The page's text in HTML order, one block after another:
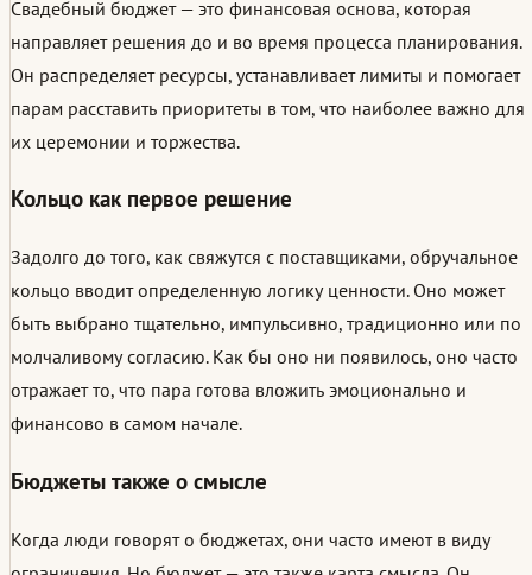
Свадебный бюджет — это финансовая основа, которая
направляет решения до и во время процесса планирования.
Он распределяет ресурсы, устанавливает лимиты и помогает
парам расставить приоритеты в том, что наиболее важно для
их церемонии и торжества.
Кольцо как первое решение
Задолго до того, как свяжутся с поставщиками, обручальное
кольцо вводит определенную логику ценности. Оно может
быть выбрано тщательно, импульсивно, традиционно или по
молчаливому согласию. Как бы оно ни появилось, оно часто
отражает то, что пара готова вложить эмоционально и
финансово в самом начале.
Бюджеты также о смысле
Когда люди говорят о бюджетах, они часто имеют в виду